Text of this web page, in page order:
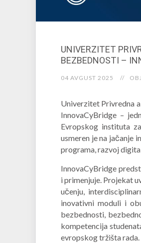
UNIVERZITET
BEZBEDNOSTI –
04 AVGUST 2025
Univerzitet Privredna
InnovaCyBridge –
Evropskog instituta
usmeren je na jačanje
programa, razvoj
InnovaCyBridge
i primenjuje. Projekat
učenju,
inovativni moduli i
bezbednosti,
kompetencija
evropskog tržišta rada.